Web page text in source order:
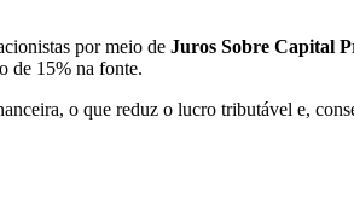
por meio de Juros Sobre Capital
de 15% na fonte.
o que reduz o lucro tributável e,